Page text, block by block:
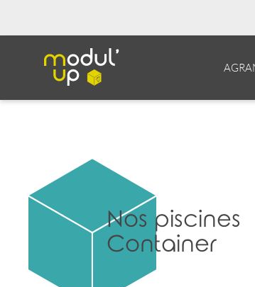
Nos piscines
Container